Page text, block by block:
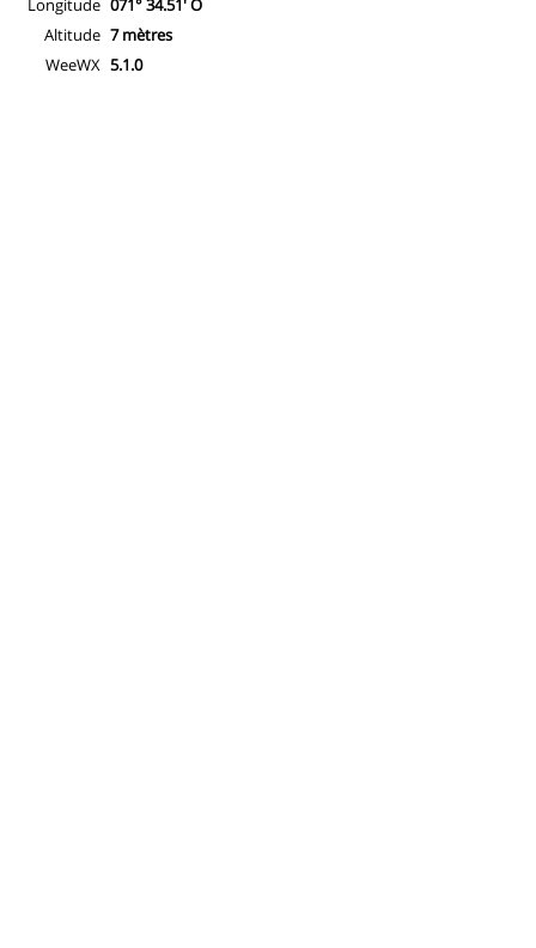
Longitude 071° 34.51' O
Altitude 7 mètres
WeeWX 5.1.0